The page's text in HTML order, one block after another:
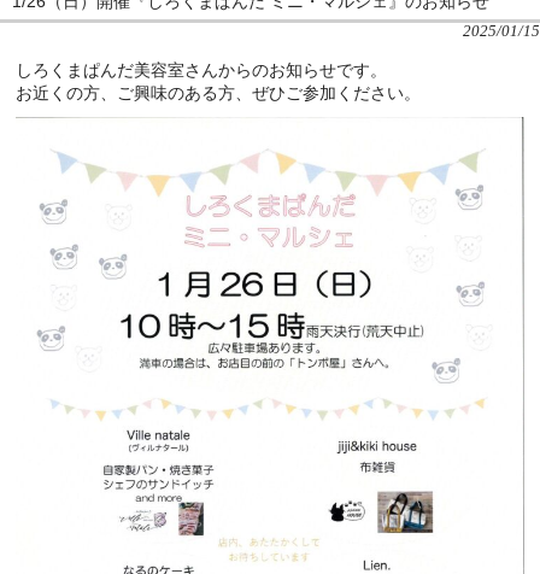
2025/01/15
しろくまぱんだ美容室さんからのお知らせです。
お近くの方、ご興味のある方、ぜひご参加ください。